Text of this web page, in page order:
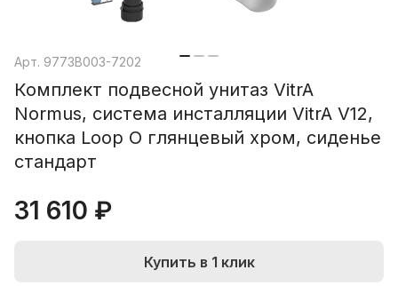
Арт. 9773B003-7202
Комплект подвесной унитаз VitrA
Normus, система инсталляции VitrA V12,
кнопка Loop O глянцевый хром, сиденье
стандарт
31 610 ₽
Купить в 1 клик